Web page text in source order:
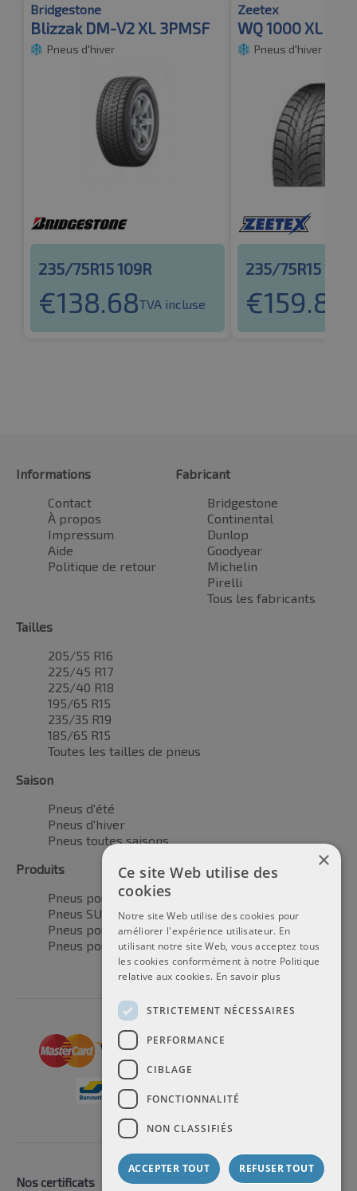
Bridgestone
Blizzak DM-V2 XL 3PMSF
Pneus d'hiver
235/75R15 109R
€138.68TVA incluse
Zeetex
WQ 1000 XL
Pneus d'hiver
235/75R15
€159.80
Informations
Contact
À propos
Impressum
Aide
Politique de retour
Fabricant
Bridgestone
Continental
Dunlop
Goodyear
Michelin
Pirelli
Tous les fabricants
Tailles
205/55 R16
225/45 R17
225/40 R18
195/65 R15
235/35 R19
185/65 R15
Toutes les tailles de pneus
Saison
Pneus d'été
Pneus d'hiver
Pneus toutes saisons
Produits
Pneus pour voitures
Pneus SUV / 4x4
Pneus pour camionnettes
Pneus pour motos
Nos certificats
×
Ce site Web utilise des
cookies
Notre site Web utilise des cookies pour
améliorer l'expérience utilisateur. En
utilisant notre site Web, vous acceptez tous
les cookies conformément à notre Politique
relative aux cookies. En savoir plus
STRICTEMENT NÉCESSAIRES
PERFORMANCE
CIBLAGE
FONCTIONNALITÉ
NON CLASSIFIÉS
ACCEPTER TOUT REFUSER TOUT